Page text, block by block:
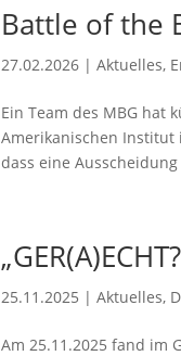
Battle of the
27.02.2026 | Aktuelles,
Ein Team des MBG hat
Amerikanischen Institut
dass eine
25.11.2025 | Aktuelles,
Am 25.11.2025 fand im